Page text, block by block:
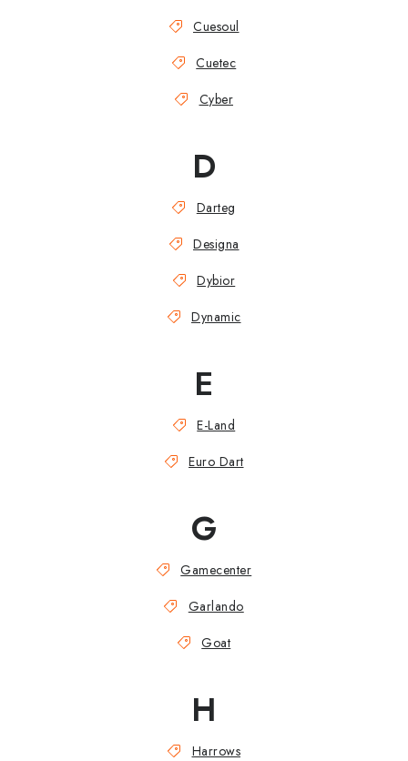
Cuesoul
Cuetec
Cyber
D
Darteg
Designa
Dybior
Dynamic
E
E-Land
Euro Dart
G
Gamecenter
Garlando
Goat
H
Harrows